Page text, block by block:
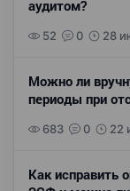
аудитом?
52 0 28
Можно ли
периоды при
683 0 22
Как исправить